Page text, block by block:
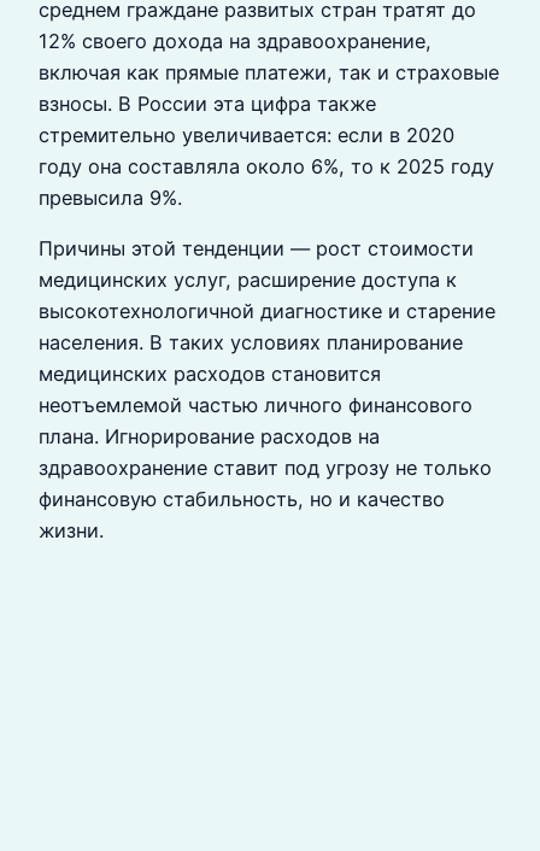
среднем граждане развитых стран тратят до
12% своего дохода на здравоохранение,
включая как прямые платежи, так и страховые
взносы. В России эта цифра также
стремительно увеличивается: если в 2020
году она составляла около 6%, то к 2025 году
превысила 9%.
Причины этой тенденции — рост стоимости
медицинских услуг, расширение доступа к
высокотехнологичной диагностике и старение
населения. В таких условиях планирование
медицинских расходов становится
неотъемлемой частью личного финансового
плана. Игнорирование расходов на
здравоохранение ставит под угрозу не только
финансовую стабильность, но и качество
жизни.